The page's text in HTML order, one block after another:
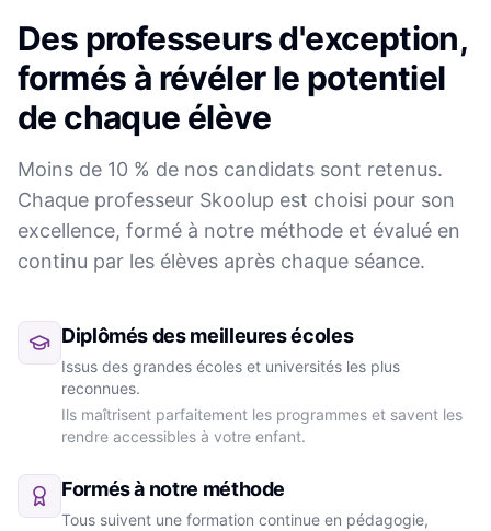
Des professeurs d'exception,
formés à révéler le potentiel
de chaque élève
Moins de 10 % de nos candidats sont retenus.
Chaque professeur Skoolup est choisi pour son
excellence, formé à notre méthode et évalué en
continu par les élèves après chaque séance.
Diplômés des meilleures écoles
Issus des grandes écoles et universités les plus
reconnues.
Ils maîtrisent parfaitement les programmes et savent les
rendre accessibles à votre enfant.
Formés à notre méthode
Tous suivent une formation continue en pédagogie,